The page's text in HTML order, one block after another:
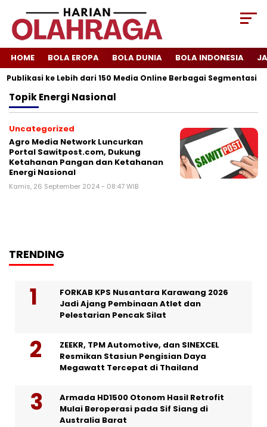
HOME BOLA EROPA BOLA DUNIA BOLA INDONESIA
ke Lebih dari 150 Media Online Berbagai Segmentasi
TopikEnergi Nasional
Uncategorized
Agro Media Network Luncurkan
Portal Sawitpost.com, Dukung
Ketahanan Pangan dan Ketahanan
Energi Nasional
Kamis, 26 September 2024 - 08:47 WIB
TRENDING
FORKAB KPS Nusantara Karawang 2026
Jadi Ajang Pembinaan Atlet dan
Pelestarian Pencak Silat
ZEEKR, TPM Automotive, dan SINEXCEL
Resmikan Stasiun Pengisian Daya
Megawatt Tercepat di Thailand
Armada HD1500 Otonom Hasil Retrofit
Mulai Beroperasi pada Sif Siang di
Australia Barat